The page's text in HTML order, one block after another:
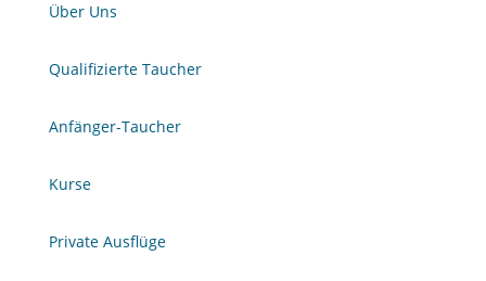
Über Uns
Qualifizierte Taucher
Anfänger-Taucher
Kurse
Private Ausflüge